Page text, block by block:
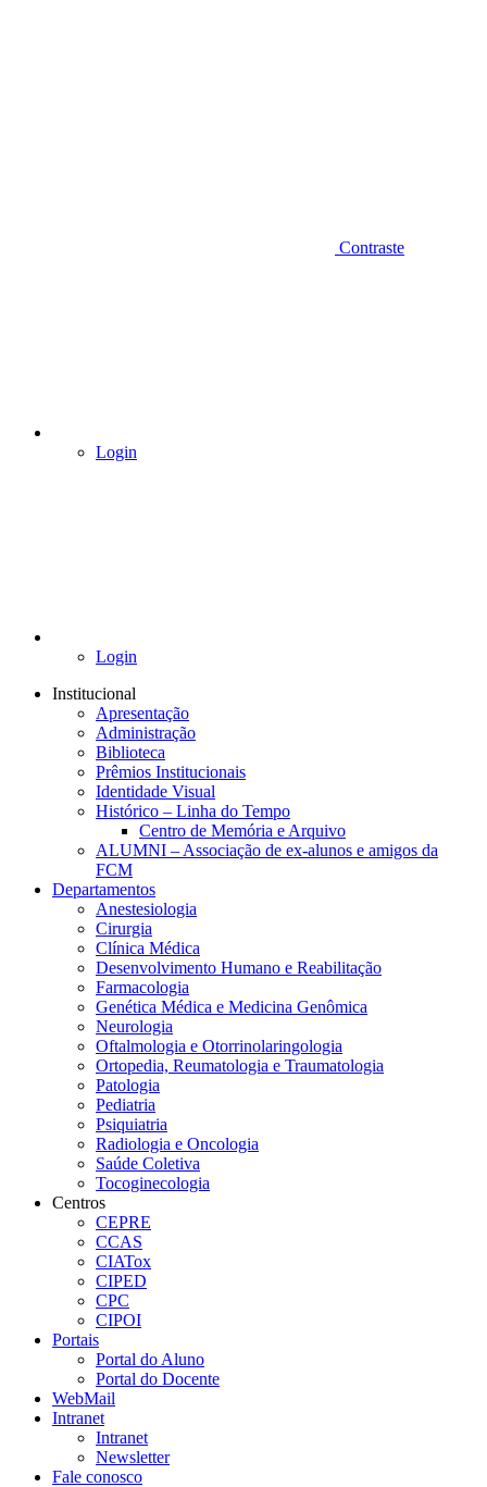
Contraste
Login
Login
Institucional
Apresentação
Administração
Biblioteca
Prêmios Institucionais
Identidade Visual
Histórico – Linha do Tempo
Centro de Memória e Arquivo
ALUMNI – Associação de ex-alunos e amigos da
FCM
Departamentos
Anestesiologia
Cirurgia
Clínica Médica
Desenvolvimento Humano e Reabilitação
Farmacologia
Genética Médica e Medicina Genômica
Neurologia
Oftalmologia e Otorrinolaringologia
Ortopedia, Reumatologia e Traumatologia
Patologia
Pediatria
Psiquiatria
Radiologia e Oncologia
Saúde Coletiva
Tocoginecologia
Centros
CEPRE
CCAS
CIATox
CIPED
CPC
CIPOI
Portais
Portal do Aluno
Portal do Docente
WebMail
Intranet
Intranet
Newsletter
Fale conosco